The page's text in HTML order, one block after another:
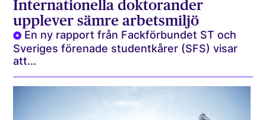
Internationella doktorander
upplever sämre arbetsmiljö
En ny rapport från Fackförbundet ST och
Sveriges förenade studentkårer (SFS) visar
att...